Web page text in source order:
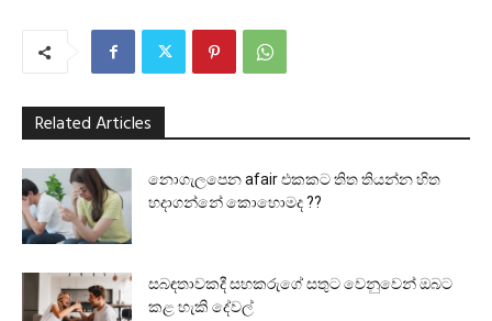
Related Articles
නොගැලපෙන afair එකකට තිත තියන්න හිත
හදාගන්නේ කොහොමද ??
සබඳතාවකදී සහකරුගේ සතුට වෙනුවෙන් ඔබට
කළ හැකි දේවල්